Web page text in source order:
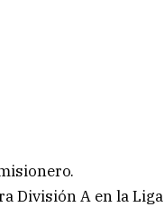
División A en la Liga